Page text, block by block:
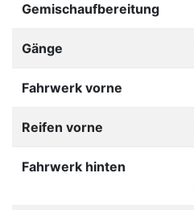
Gemischaufbereitung
Gänge
Fahrwerk vorne
Reifen vorne
Fahrwerk hinten